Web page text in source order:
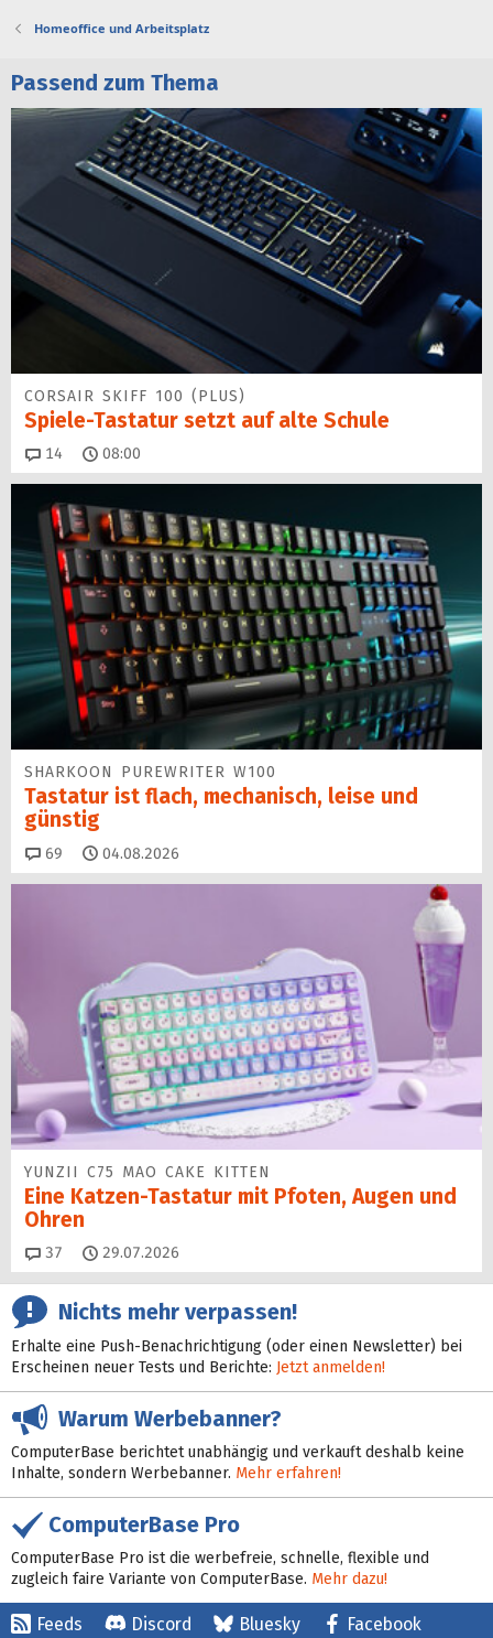
Homeoffice und Arbeitsplatz
Passend zum Thema
CORSAIR SKIFF 100 (PLUS)
Spiele-Tastatur setzt auf alte Schule
14 Kommentare
08:00
SHARKOON PUREWRITER W100
Tastatur ist flach, mechanisch, leise und
günstig
69 Kommentare
04.08.2026
YUNZII C75 MAO CAKE KITTEN
Eine Katzen-Tastatur mit Pfoten, Augen und
Ohren
37 Kommentare
29.07.2026
Nichts mehr verpassen!
Erhalte eine Push-Benachrichtigung (oder einen Newsletter) bei
Erscheinen neuer Tests und Berichte: Jetzt anmelden!
Warum Werbebanner?
ComputerBase berichtet unabhängig und verkauft deshalb keine
Inhalte, sondern Werbebanner. Mehr erfahren!
ComputerBase Pro
ComputerBase Pro ist die werbefreie, schnelle, flexible und
zugleich faire Variante von ComputerBase. Mehr dazu!
Feeds Discord Bluesky Facebook